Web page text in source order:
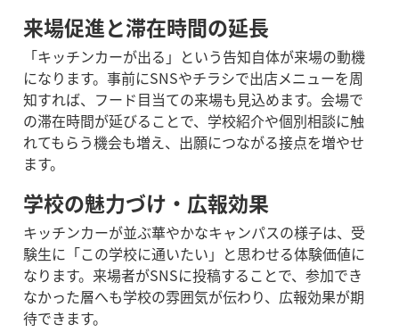
来場促進と滞在時間の延長
「キッチンカーが出る」という告知自体が来場の動機
になります。事前にSNSやチラシで出店メニューを周
知すれば、フード目当ての来場も見込めます。会場で
の滞在時間が延びることで、学校紹介や個別相談に触
れてもらう機会も増え、出願につながる接点を増やせ
ます。
学校の魅力づけ・広報効果
キッチンカーが並ぶ華やかなキャンパスの様子は、受
験生に「この学校に通いたい」と思わせる体験価値に
なります。来場者がSNSに投稿することで、参加でき
なかった層へも学校の雰囲気が伝わり、広報効果が期
待できます。